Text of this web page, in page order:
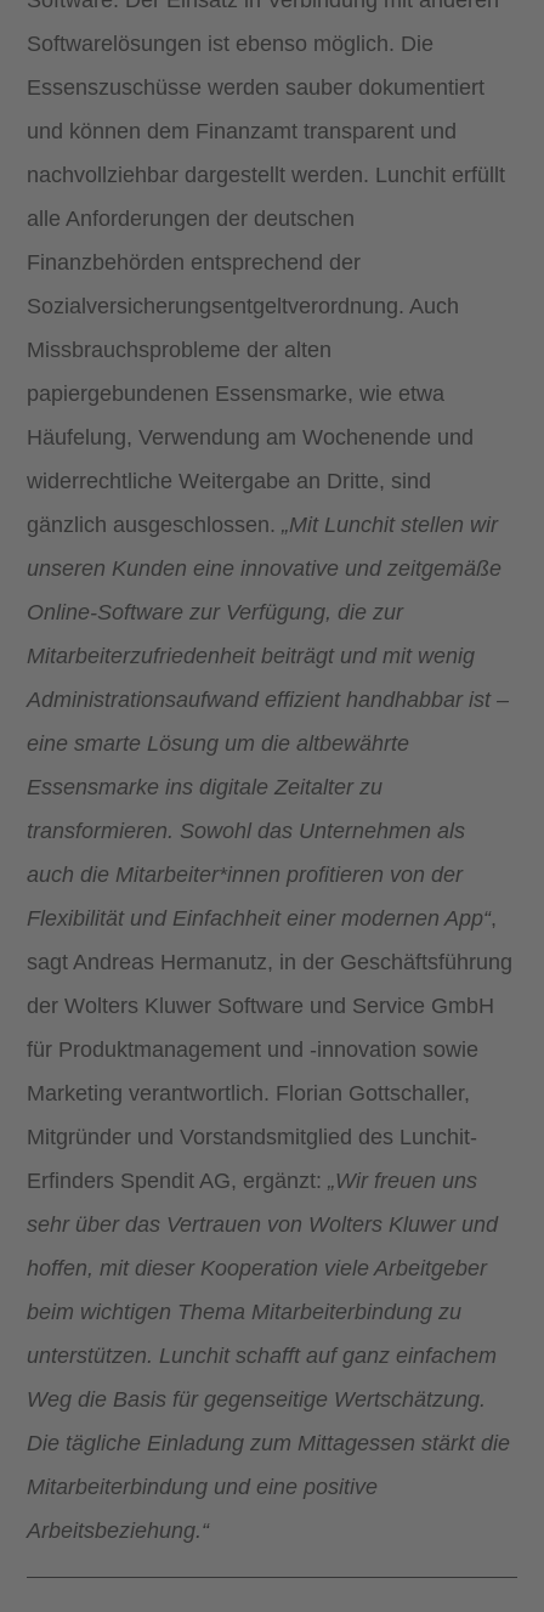
Softwarelösungen ist ebenso möglich. Die
Essenszuschüsse werden sauber dokumentiert
und können dem Finanzamt transparent und
nachvollziehbar dargestellt werden. Lunchit erfüllt
alle Anforderungen der deutschen
Finanzbehörden entsprechend der
Sozialversicherungsentgeltverordnung. Auch
Missbrauchsprobleme der alten
papiergebundenen Essensmarke, wie etwa
Häufelung, Verwendung am Wochenende und
widerrechtliche Weitergabe an Dritte, sind
gänzlich ausgeschlossen.„Mit Lunchit stellen wir
unseren Kunden eine innovative und zeitgemäße
Online-Software zur Verfügung, die zur
Mitarbeiterzufriedenheit beiträgt und mit wenig
Administrationsaufwand effizient handhabbar ist –
eine smarte Lösung um die altbewährte
Essensmarke ins digitale Zeitalter zu
transformieren. Sowohl das Unternehmen als
auch die Mitarbeiter*innen profitieren von der
Flexibilität und Einfachheit einer modernen App“,
sagt Andreas Hermanutz, in der Geschäftsführung
der Wolters Kluwer Software und Service GmbH
für Produktmanagement und -innovation sowie
Marketing verantwortlich. Florian Gottschaller,
Mitgründer und Vorstandsmitglied des Lunchit-
Erfinders Spendit AG, ergänzt:„Wir freuen uns
sehr über das Vertrauen von Wolters Kluwer und
hoffen, mit dieser Kooperation viele Arbeitgeber
beim wichtigen Thema Mitarbeiterbindung zu
unterstützen. Lunchit schafft auf ganz einfachem
Weg die Basis für gegenseitige Wertschätzung.
Die tägliche Einladung zum Mittagessen stärkt die
Mitarbeiterbindung und eine positive
Arbeitsbeziehung.“